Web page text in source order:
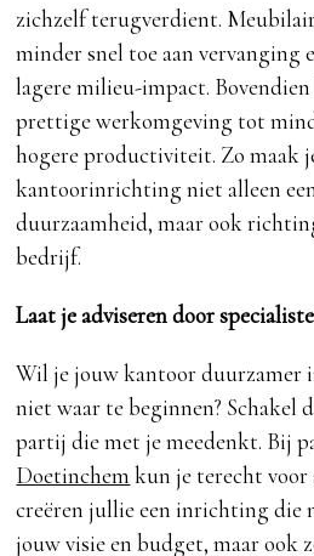
zichzelf terugverdient.
minder snel toe aan vervanging
lagere milieu-impact.
prettige werkomgeving tot
hogere productiviteit. Zo maak
kantoorinrichting niet alleen
duurzaamheid, maar ook
bedrijf.
Laat je adviseren door
Wil je jouw kantoor duurzamer
niet waar te beginnen? Schakel
partij die met je meedenkt. Bij
Doetinchem kun je terecht voor
creëren jullie een inrichting die
jouw visie en budget, maar ook